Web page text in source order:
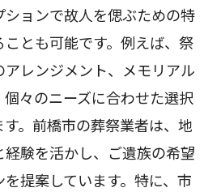
橋市の家族葬を選ぶために
別な家族葬を企画する
族葬の演出方法
家族葬の実現
形にするために
な家族葬プランを探す
ョンで故人を偲ぶための特
とも可能です。例えば、祭
レンジメント、メモリアル
々のニーズに合わせた選択
。前橋市の葬祭業者は、地
験を活かし、ご遺族の希望
提案しています。特に、市